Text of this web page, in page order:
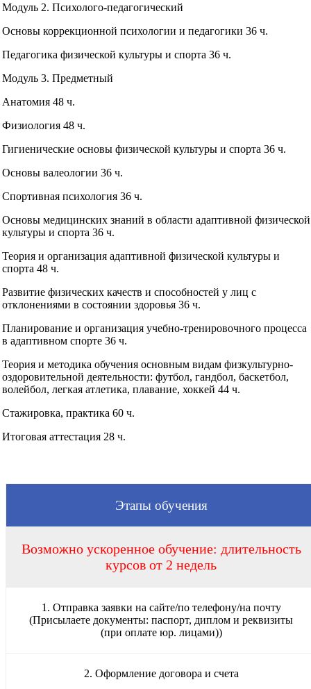
Модуль 2. Психолого-педагогический
Основы коррекционной психологии и педагогики 36 ч.
Педагогика физической культуры и спорта 36 ч.
Модуль 3. Предметный
Анатомия 48 ч.
Физиология 48 ч.
Гигиенические основы физической культуры и спорта 36 ч.
Основы валеологии 36 ч.
Спортивная психология 36 ч.
Основы медицинских знаний в области адаптивной физической
культуры и спорта 36 ч.
Теория и организация адаптивной физической культуры и
спорта 48 ч.
Развитие физических качеств и способностей у лиц с
отклонениями в состоянии здоровья 36 ч.
Планирование и организация учебно-тренировочного процесса
в адаптивном спорте 36 ч.
Теория и методика обучения основным видам физкультурно-
оздоровительной деятельности: футбол, гандбол, баскетбол,
волейбол, легкая атлетика, плавание, хоккей 44 ч.
Стажировка, практика 60 ч.
Итоговая аттестация 28 ч.
Этапы обучения
Возможно ускоренное обучение: длительность
курсов от 2 недель
1. Отправка заявки на сайте/по телефону/на почту
(Присылаете документы: паспорт, диплом и реквизиты
(при оплате юр. лицами))
2. Оформление договора и счета